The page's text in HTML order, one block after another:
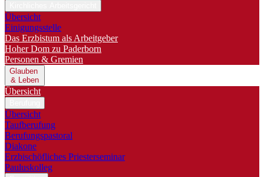
Übersicht
Einigungsstelle
Das Erzbistum als Arbeitgeber
Hoher Dom zu Paderborn
Personen & Gremien
Glauben
& Leben
Übersicht
Übersicht
Taufberufung
Berufungspastoral
Diakone
Erzbischöfliches Priesterseminar
Pauluskolleg